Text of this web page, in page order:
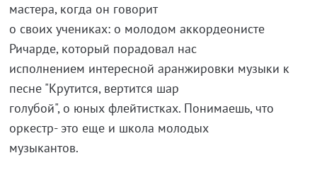
мастера, когда он говорит
о своих учениках: о молодом аккордеонисте
Ричарде, который порадовал нас
исполнением интересной аранжировки музыки к
песне "Крутится, вертится шар
голубой", о юных флейтистках. Понимаешь, что
оркестр- это еще и школа молодых
музыкантов.